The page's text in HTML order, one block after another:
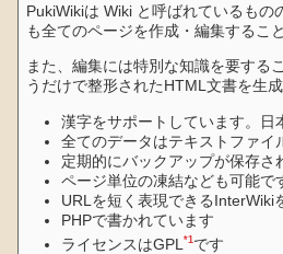
PukiWikiは Wiki と呼ばれているもの
も全てのページを作成・編集するこ
また、編集には特別な知識を要する
うだけで整形されたHTML文書を生成
漢字をサポートしています。日
全てのデータはテキストファイ
定期的にバックアップが保存さ
ページ単位の凍結なども可能で
URLを短く表現できるInterWiki
PHPで書かれています
ライセンスはGPL*1 です